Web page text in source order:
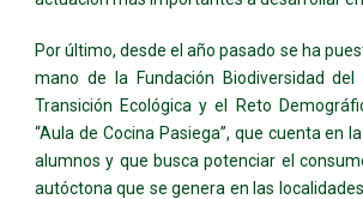
Por último, desde el año pasado se ha
mano de la Fundación Biodiversidad
Transición Ecológica y el Reto
“Aula de Cocina Pasiega”, que cuenta en
alumnos y que busca potenciar el
autóctona que se genera en las